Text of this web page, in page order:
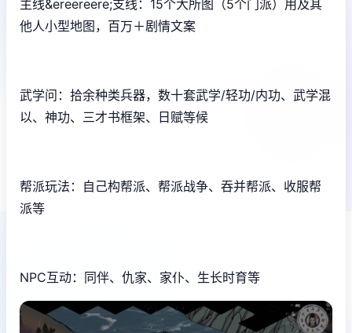
主线&ereereere;支线：15个大所图（5个门派）用及其
他人小型地图，百万＋剧情文案
武学问：拾余种类兵器，数十套武学/轻功/内功、武学混
以、神功、三才书框架、日赋等候
帮派玩法：自己构帮派、帮派战争、吞并帮派、收服帮
派等
NPC互动：同伴、仇家、家仆、生长时育等